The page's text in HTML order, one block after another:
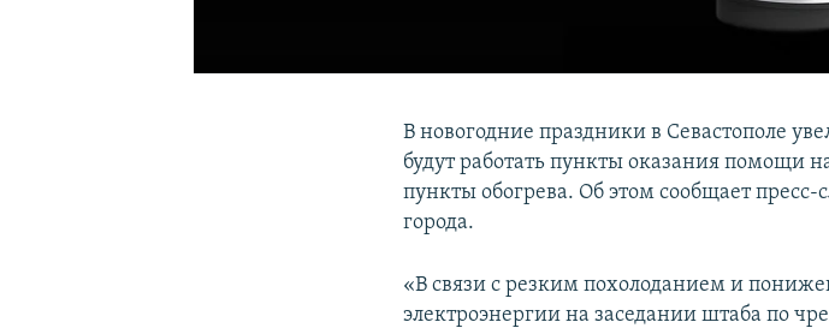
В новогодние праздники в Севастополе
будут работать пункты оказания помощи
пункты обогрева. Об этом сообщает пресс-
города.
«В связи с резким похолоданием и
электроэнергии на заседании штаба по